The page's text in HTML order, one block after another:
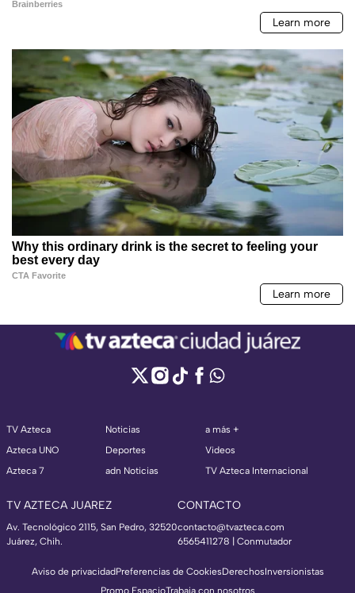
TV Azteca
Azteca UNO
Azteca 7
Noticias
Deportes
adn Noticias
a más +
Videos
TV Azteca Internacional
TV AZTECA JUAREZ
Av. Tecnológico 2115, San Pedro, 32520
Juárez, Chih.
CONTACTO
contacto@tvazteca.com
6565411278 | Conmutador
Aviso de privacidadPreferencias de CookiesDerechosInversionistas